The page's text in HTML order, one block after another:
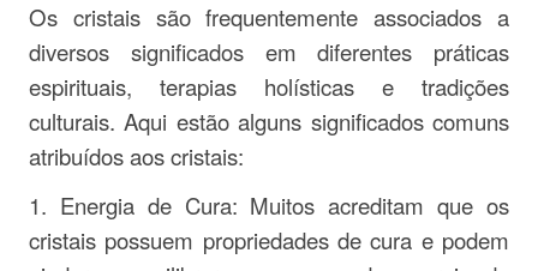
Os cristais são frequentemente associados a
diversos significados em diferentes práticas
espirituais, terapias holísticas e tradições
culturais. Aqui estão alguns significados comuns
atribuídos aos cristais:
1. Energia de Cura: Muitos acreditam que os
cristais possuem propriedades de cura e podem